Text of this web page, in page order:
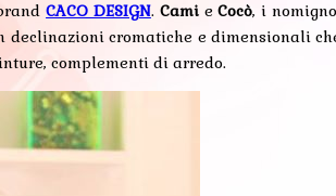
CACO DESIGN. Cami eCocò, i
declinazioni cromatiche e dimensionali
complementi di arredo.